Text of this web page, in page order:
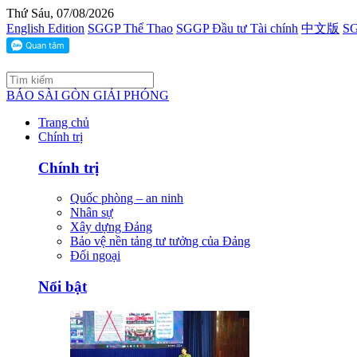
Thứ Sáu, 07/08/2026
English Edition SGGP Thể Thao SGGP Đầu tư Tài chính 中文版
BÁO SÀI GÒN GIẢI PHÓNG
Trang chủ
Chính trị
Chính trị
Quốc phòng – an ninh
Nhân sự
Xây dựng Đảng
Bảo vệ nền tảng tư tưởng của Đảng
Đối ngoại
Nổi bật